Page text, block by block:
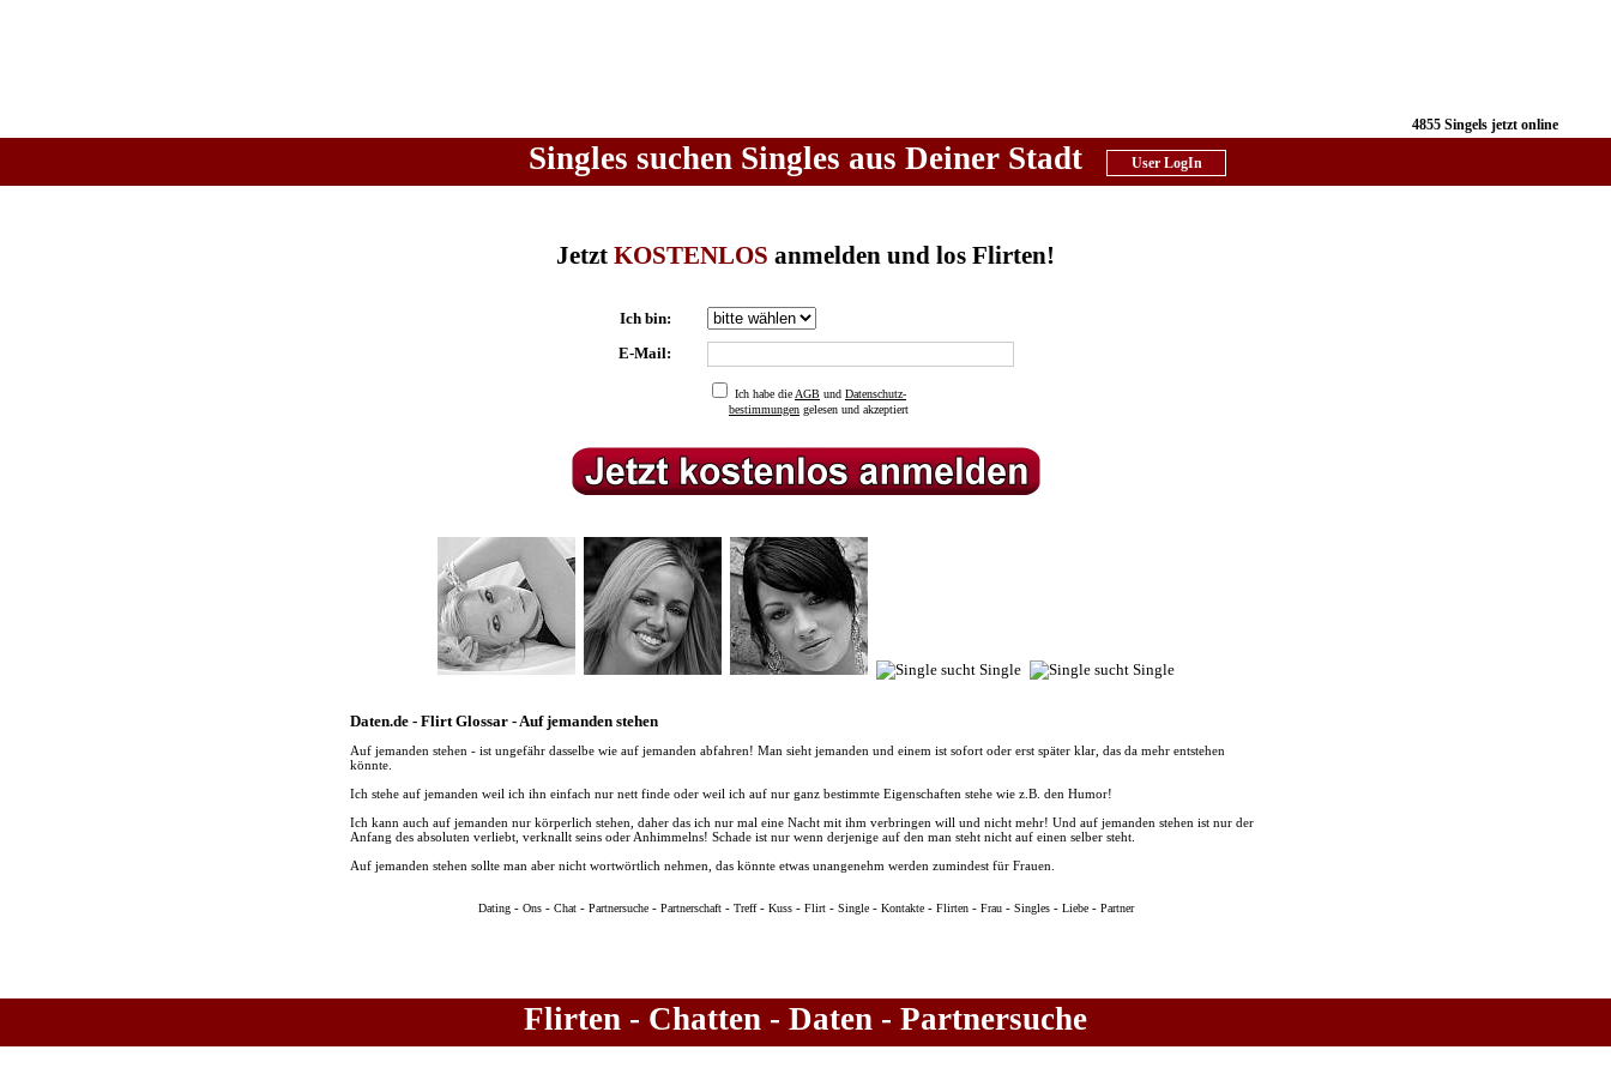
4855 Singels jetzt online
Singles suchen Singles aus Deiner Stadt
Jetzt KOSTENLOS anmelden und los Flirten!
Ich bin:
E-Mail:
Ich habe die AGB und Datenschutz-
bestimmungen gelesen und akzeptiert
Daten.de - Flirt Glossar - Auf jemanden stehen
Auf jemanden stehen - ist ungefähr dasselbe wie auf jemanden abfahren! Man sieht jemanden und einem ist sofort oder erst später klar, das da mehr entstehen
könnte.
Ich stehe auf jemanden weil ich ihn einfach nur nett finde oder weil ich auf nur ganz bestimmte Eigenschaften stehe wie z.B. den Humor!
Ich kann auch auf jemanden nur körperlich stehen, daher das ich nur mal eine Nacht mit ihm verbringen will und nicht mehr! Und auf jemanden stehen ist nur der
Anfang des absoluten verliebt, verknallt seins oder Anhimmelns! Schade ist nur wenn derjenige auf den man steht nicht auf einen selber steht.
Auf jemanden stehen sollte man aber nicht wortwörtlich nehmen, das könnte etwas unangenehm werden zumindest für Frauen.
Dating- Ons- Chat- Partnersuche- Partnerschaft- Treff- Kuss- Flirt- Single- Kontakte- Flirten- Frau- Singles- Liebe- Partner
Flirten - Chatten - Daten - Partnersuche